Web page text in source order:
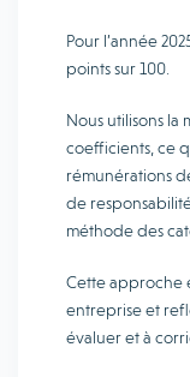
Pour l’année
points sur 100.
Nous utilisons la
coefficients, ce
rémunérations
de
méthode des
Cette approche
entreprise et
évaluer et à